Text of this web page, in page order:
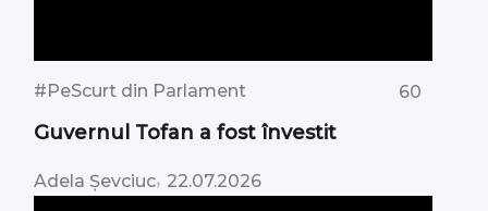
#PeScurt din Parlament 60
Guvernul Tofan a fost învestit
Adela Șevciuc, 22.07.2026